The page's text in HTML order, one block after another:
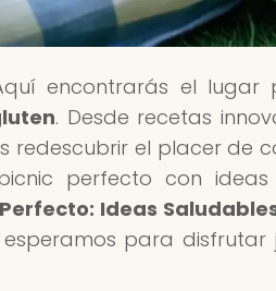
encontrarás el lugar
. Desde recetas
el placer de
perfecto con ideas
Ideas
para disfrutar